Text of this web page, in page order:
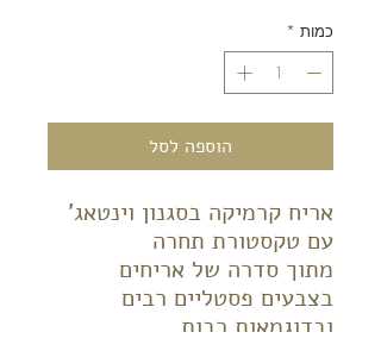
כמות *
הוספה לסל
אריח קרמיקה בסגנון וינטאג'
עם טקסטורת תחרה
מתוך סדרה של אריחים
בצבעים פסטליים רבים
ובדוגמאות רבות